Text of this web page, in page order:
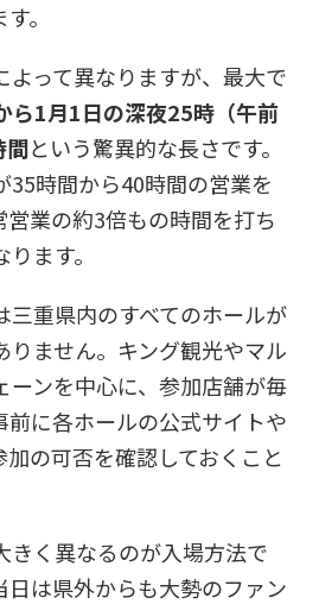
。
よって異なりますが、最大で
ら1月1日の深夜25時（午前
間という驚異的な長さです。
35時間から40時間の営業を
営業の約3倍もの時間を打ち
ます。
三重県内のすべてのホールが
りません。キング観光やマル
ーンを中心に、参加店舗が毎
前に各ホールの公式サイトや
の可否を確認しておくこと
きく異なるのが入場方法で
日は県外からも大勢のファン